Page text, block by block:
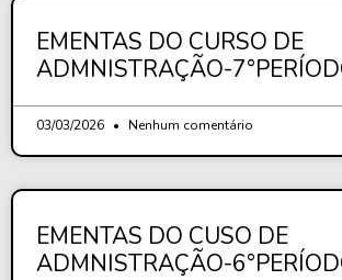
EMENTAS DO CURSO DE
ADMNISTRAÇÃO-
03/03/2026 Nenhum comentário
EMENTAS DO CUSO DE
ADMNISTRAÇÃO-